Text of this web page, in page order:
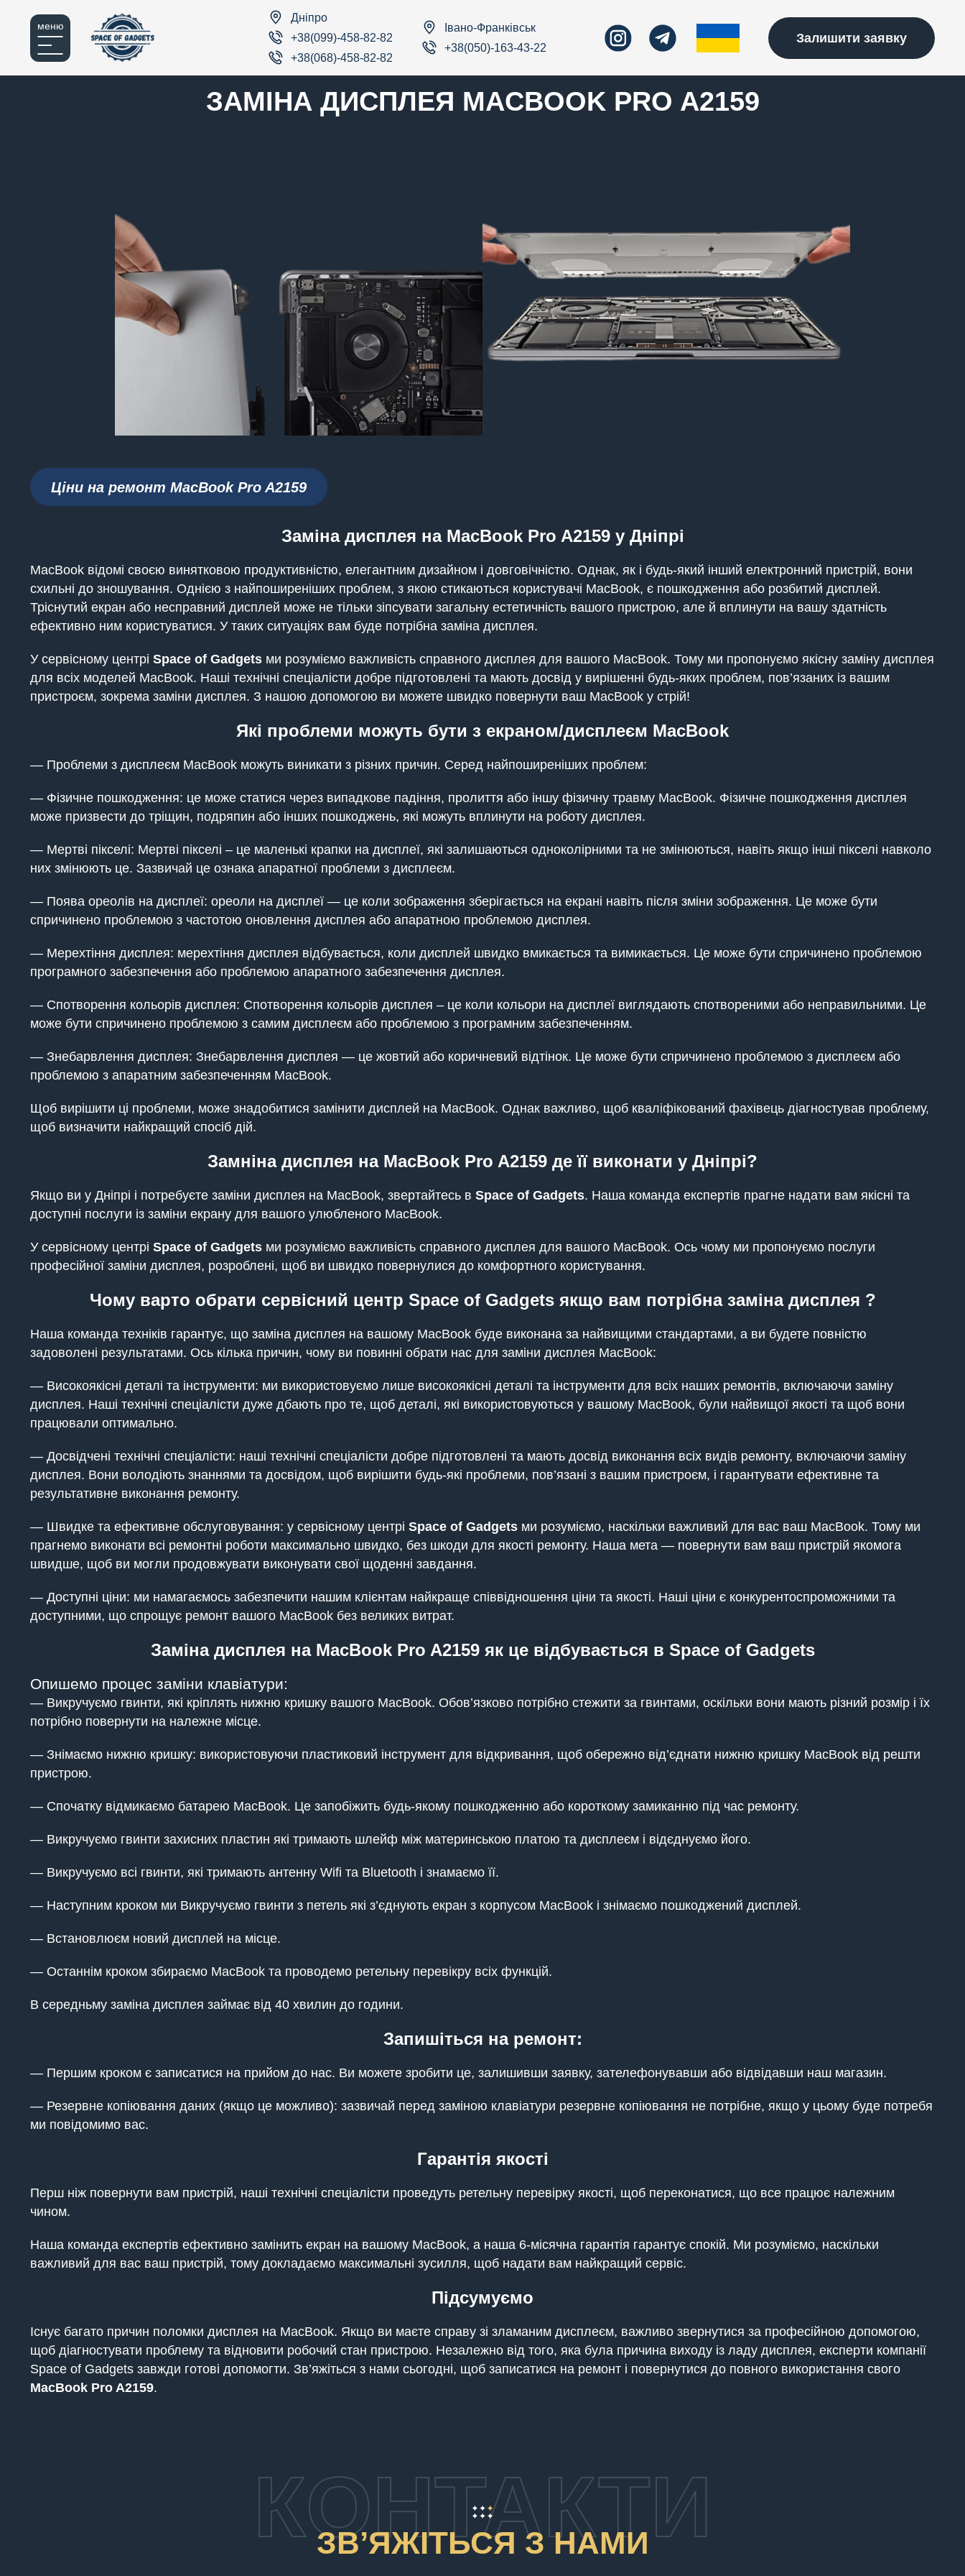
меню
Дніпро
+38(099)-458-82-82
+38(068)-458-82-82
Івано-Франківськ
+38(050)-163-43-22
Залишити заявку
ЗАМІНА ДИСПЛЕЯ MACBOOK PRO A2159
Ціни на ремонт MacBook Pro A2159
Заміна дисплея на MacBook Pro A2159 у Дніпрі
MacBook відомі своєю винятковою продуктивністю, елегантним дизайном і довговічністю. Однак, як і будь-який інший електронний пристрій, вони
схильні до зношування. Однією з найпоширеніших проблем, з якою стикаються користувачі MacBook, є пошкодження або розбитий дисплей.
Тріснутий екран або несправний дисплей може не тільки зіпсувати загальну естетичність вашого пристрою, але й вплинути на вашу здатність
ефективно ним користуватися. У таких ситуаціях вам буде потрібна заміна дисплея.
У сервісному центрі Space of Gadgets ми розуміємо важливість справного дисплея для вашого MacBook. Тому ми пропонуємо якісну заміну дисплея
для всіх моделей MacBook. Наші технічні спеціалісти добре підготовлені та мають досвід у вирішенні будь-яких проблем, пов’язаних із вашим
пристроєм, зокрема заміни дисплея. З нашою допомогою ви можете швидко повернути ваш MacBook у стрій!
Які проблеми можуть бути з екраном/дисплеєм MacBook
— Проблеми з дисплеєм MacBook можуть виникати з різних причин. Серед найпоширеніших проблем:
— Фізичне пошкодження: це може статися через випадкове падіння, пролиття або іншу фізичну травму MacBook. Фізичне пошкодження дисплея
може призвести до тріщин, подряпин або інших пошкоджень, які можуть вплинути на роботу дисплея.
— Мертві пікселі: Мертві пікселі – це маленькі крапки на дисплеї, які залишаються одноколірними та не змінюються, навіть якщо інші пікселі навколо
них змінюють це. Зазвичай це ознака апаратної проблеми з дисплеєм.
— Поява ореолів на дисплеї: ореоли на дисплеї — це коли зображення зберігається на екрані навіть після зміни зображення. Це може бути
спричинено проблемою з частотою оновлення дисплея або апаратною проблемою дисплея.
— Мерехтіння дисплея: мерехтіння дисплея відбувається, коли дисплей швидко вмикається та вимикається. Це може бути спричинено проблемою
програмного забезпечення або проблемою апаратного забезпечення дисплея.
— Спотворення кольорів дисплея: Спотворення кольорів дисплея – це коли кольори на дисплеї виглядають спотвореними або неправильними. Це
може бути спричинено проблемою з самим дисплеєм або проблемою з програмним забезпеченням.
— Знебарвлення дисплея: Знебарвлення дисплея — це жовтий або коричневий відтінок. Це може бути спричинено проблемою з дисплеєм або
проблемою з апаратним забезпеченням MacBook.
Щоб вирішити ці проблеми, може знадобитися замінити дисплей на MacBook. Однак важливо, щоб кваліфікований фахівець діагностував проблему,
щоб визначити найкращий спосіб дій.
Замніна дисплея на MacBook Pro A2159 де її виконати у Дніпрі?
Якщо ви у Дніпрі і потребуєте заміни дисплея на MacBook, звертайтесь в Space of Gadgets. Наша команда експертів прагне надати вам якісні та
доступні послуги із заміни екрану для вашого улюбленого MacBook.
У сервісному центрі Space of Gadgets ми розуміємо важливість справного дисплея для вашого MacBook. Ось чому ми пропонуємо послуги
професійної заміни дисплея, розроблені, щоб ви швидко повернулися до комфортного користування.
Чому варто обрати сервісний центр Space of Gadgets якщо вам потрібна заміна дисплея ?
Наша команда техніків гарантує, що заміна дисплея на вашому MacBook буде виконана за найвищими стандартами, а ви будете повністю
задоволені результатами. Ось кілька причин, чому ви повинні обрати нас для заміни дисплея MacBook:
— Високоякісні деталі та інструменти: ми використовуємо лише високоякісні деталі та інструменти для всіх наших ремонтів, включаючи заміну
дисплея. Наші технічні спеціалісти дуже дбають про те, щоб деталі, які використовуються у вашому MacBook, були найвищої якості та щоб вони
працювали оптимально.
— Досвідчені технічні спеціалісти: наші технічні спеціалісти добре підготовлені та мають досвід виконання всіх видів ремонту, включаючи заміну
дисплея. Вони володіють знаннями та досвідом, щоб вирішити будь-які проблеми, пов’язані з вашим пристроєм, і гарантувати ефективне та
результативне виконання ремонту.
— Швидке та ефективне обслуговування: у сервісному центрі Space of Gadgets ми розуміємо, наскільки важливий для вас ваш MacBook. Тому ми
прагнемо виконати всі ремонтні роботи максимально швидко, без шкоди для якості ремонту. Наша мета — повернути вам ваш пристрій якомога
швидше, щоб ви могли продовжувати виконувати свої щоденні завдання.
— Доступні ціни: ми намагаємось забезпечити нашим клієнтам найкраще співвідношення ціни та якості. Наші ціни є конкурентоспроможними та
доступними, що спрощує ремонт вашого MacBook без великих витрат.
Заміна дисплея на MacBook Pro A2159 як це відбувається в Space of Gadgets
Опишемо процес заміни клавіатури:
— Викручуємо гвинти, які кріплять нижню кришку вашого MacBook. Обов’язково потрібно стежити за гвинтами, оскільки вони мають різний розмір і їх
потрібно повернути на належне місце.
— Знімаємо нижню кришку: використовуючи пластиковий інструмент для відкривання, щоб обережно від’єднати нижню кришку MacBook від решти
пристрою.
— Спочатку відмикаємо батарею MacBook. Це запобіжить будь-якому пошкодженню або короткому замиканню під час ремонту.
— Викручуємо гвинти захисних пластин які тримають шлейф між материнською платою та дисплеєм і відєднуємо його.
— Викручуємо всі гвинти, які тримають антенну Wifi та Bluetooth і знамаємо її.
— Наступним кроком ми Викручуємо гвинти з петель які з’єднують екран з корпусом MacBook і знімаємо пошкоджений дисплей.
— Встановлюєм новий дисплей на місце.
— Останнім кроком збираємо MacBook та проводемо ретельну перевікру всіх функцій.
В середньму заміна дисплея займає від 40 хвилин до години.
Запишіться на ремонт:
— Першим кроком є записатися на прийом до нас. Ви можете зробити це, залишивши заявку, зателефонувавши або відвідавши наш магазин.
— Резервне копіювання даних (якщо це можливо): зазвичай перед заміною клавіатури резервне копіювання не потрібне, якщо у цьому буде потребя
ми повідомимо вас.
Гарантія якості
Перш ніж повернути вам пристрій, наші технічні спеціалісти проведуть ретельну перевірку якості, щоб переконатися, що все працює належним
чином.
Наша команда експертів ефективно замінить екран на вашому MacBook, а наша 6-місячна гарантія гарантує спокій. Ми розуміємо, наскільки
важливий для вас ваш пристрій, тому докладаємо максимальні зусилля, щоб надати вам найкращий сервіс.
Підсумуємо
Існує багато причин поломки дисплея на MacBook. Якщо ви маєте справу зі зламаним дисплеєм, важливо звернутися за професійною допомогою,
щоб діагностувати проблему та відновити робочий стан пристрою. Незалежно від того, яка була причина виходу із ладу дисплея, експерти компанії
Space of Gadgets завжди готові допомогти. Зв’яжіться з нами сьогодні, щоб записатися на ремонт і повернутися до повного використання свого
MacBook Pro A2159.
КОНТАКТИ
ЗВʼЯЖІТЬСЯ З НАМИ